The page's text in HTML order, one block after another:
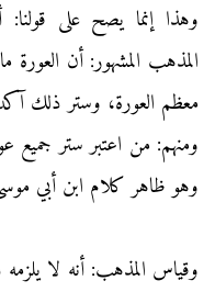
وهذا إنما يصح على
المذهب المشهور: أن
معظم العورة، وستر ذلك
ومنهم: من اعتبر ستر جميع
وهو ظاهر كلام ابن أبي
وقياس المذهب: أنه لا